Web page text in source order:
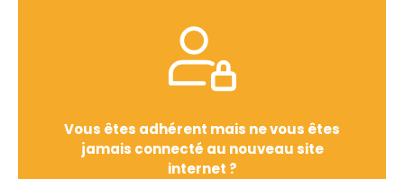
Vous êtes adhérent mais ne vous êtes
jamais connecté au nouveau site
internet ?